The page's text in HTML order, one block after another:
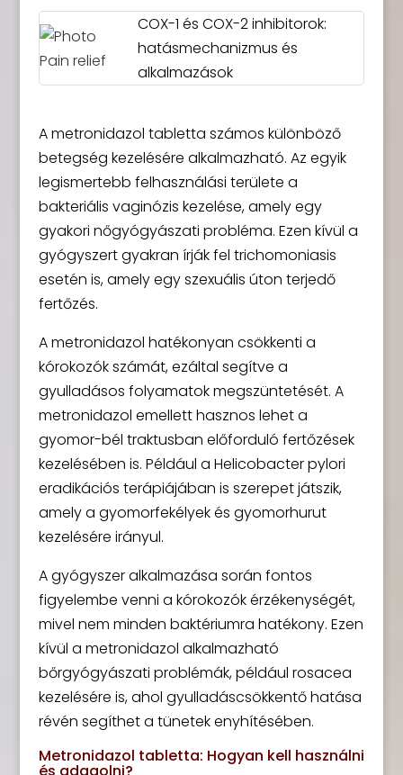
COX-1 és COX-2 inhibitorok:
hatásmechanizmus és
alkalmazások
A metronidazol tabletta számos különböző
betegség kezelésére alkalmazható. Az egyik
legismertebb felhasználási területe a
bakteriális vaginózis kezelése, amely egy
gyakori nőgyógyászati probléma. Ezen kívül a
gyógyszert gyakran írják fel trichomoniasis
esetén is, amely egy szexuális úton terjedő
fertőzés.
A metronidazol hatékonyan csökkenti a
kórokozók számát, ezáltal segítve a
gyulladásos folyamatok megszüntetését. A
metronidazol emellett hasznos lehet a
gyomor-bél traktusban előforduló fertőzések
kezelésében is. Például a Helicobacter pylori
eradikációs terápiájában is szerepet játszik,
amely a gyomorfekélyek és gyomorhurut
kezelésére irányul.
A gyógyszer alkalmazása során fontos
figyelembe venni a kórokozók érzékenységét,
mivel nem minden baktériumra hatékony. Ezen
kívül a metronidazol alkalmazható
bőrgyógyászati problémák, például rosacea
kezelésére is, ahol gyulladáscsökkentő hatása
révén segíthet a tünetek enyhítésében.
Metronidazol tabletta: Hogyan kell használni